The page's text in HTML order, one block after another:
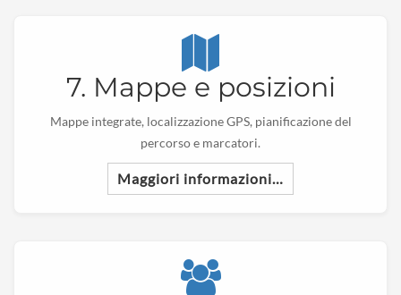
7. Mappe e posizioni
Mappe integrate, localizzazione GPS, pianificazione del
percorso e marcatori.
Maggiori informazioni…